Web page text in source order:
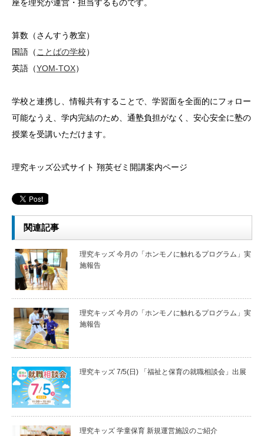
座を理究が運営・担当するものです。
算数（さんすう教室）
国語（ことばの学校）
英語（YOM-TOX）
学校と連携し、情報共有することで、学習面を全面的にフォロー
可能なうえ、学内完結のため、通塾負担がなく、安心安全に塾の
授業を受講いただけます。
理究キッズ公式サイト 翔英ゼミ開講案内ページ
関連記事
理究キッズ 今月の「ホンモノに触れるプログラム」実
施報告
理究キッズ 今月の「ホンモノに触れるプログラム」実
施報告
理究キッズ 7/5(日) 「福祉と保育の就職相談会」出展
理究キッズ 学童保育 新規運営施設のご紹介